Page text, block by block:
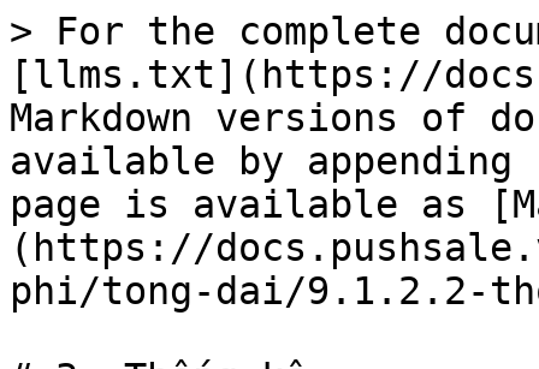
> For the complete
[llms.txt](https://
Markdown versions of
available by
page is available as
(https://
phi/tong-dai/9.1.2.2-